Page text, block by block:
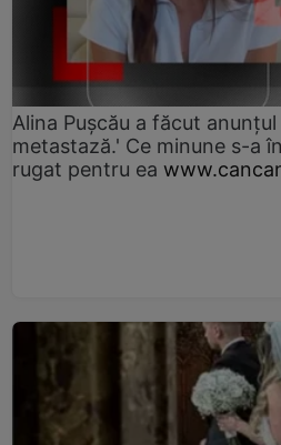
Alina Pușcău a făcut
metastază.' Ce minune s-a
rugat pentru ea